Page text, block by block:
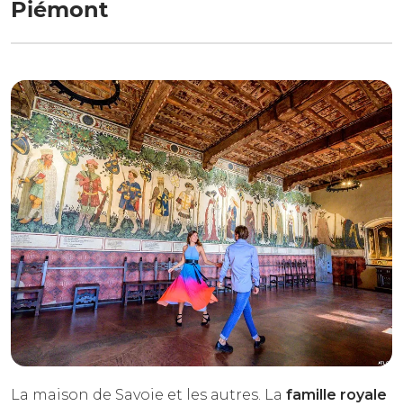
Piémont
La maison de Savoie et les autres. La famille royale